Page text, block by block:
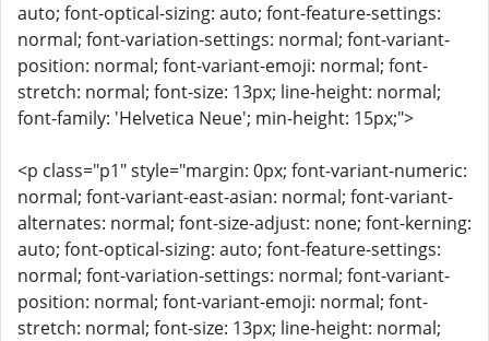
auto; font-optical-sizing: auto; font-feature-settings:
normal; font-variation-settings: normal; font-variant-
position: normal; font-variant-emoji: normal; font-
stretch: normal; font-size: 13px; line-height: normal;
font-family: 'Helvetica Neue'; min-height: 15px;">
<p class="p1" style="margin: 0px; font-variant-numeric:
normal; font-variant-east-asian: normal; font-variant-
alternates: normal; font-size-adjust: none; font-kerning:
auto; font-optical-sizing: auto; font-feature-settings:
normal; font-variation-settings: normal; font-variant-
position: normal; font-variant-emoji: normal; font-
stretch: normal; font-size: 13px; line-height: normal;